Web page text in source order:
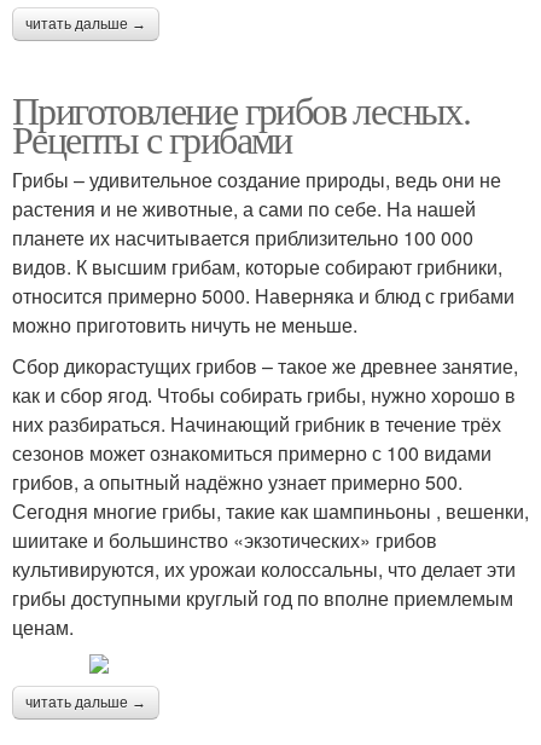
читать дальше →
Приготовление грибов лесных.
Рецепты с грибами
Грибы – удивительное создание природы, ведь они не
растения и не животные, а сами по себе. На нашей
планете их насчитывается приблизительно 100 000
видов. К высшим грибам, которые собирают грибники,
относится примерно 5000. Наверняка и блюд с грибами
можно приготовить ничуть не меньше.
Сбор дикорастущих грибов – такое же древнее занятие,
как и сбор ягод. Чтобы собирать грибы, нужно хорошо в
них разбираться. Начинающий грибник в течение трёх
сезонов может ознакомиться примерно с 100 видами
грибов, а опытный надёжно узнает примерно 500.
Сегодня многие грибы, такие как шампиньоны , вешенки,
шиитаке и большинство «экзотических» грибов
культивируются, их урожаи колоссальны, что делает эти
грибы доступными круглый год по вполне приемлемым
ценам.
читать дальше →